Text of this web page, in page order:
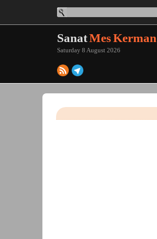
SanatMes Kerman
Saturday 8 August 2026